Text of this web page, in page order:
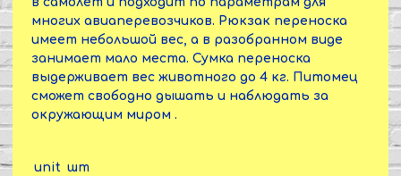
многих авиаперевозчиков. Рюкзак переноска
имеет небольшой вес, а в разобранном виде
занимает мало места. Сумка переноска
выдерживает вес животного до 4 кг. Питомец
сможет свободно дышать и наблюдать за
окружающим миром .
unit шт